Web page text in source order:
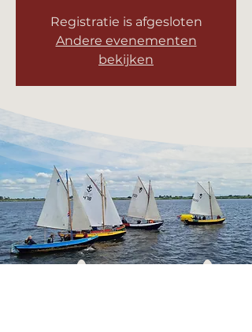
Registratie is afgesloten
Andere evenementen
bekijken
Tijd en locatie
02 aug 2025, 10:00 – 12:00
Leeuwarden, Avondsterweg 11a, 8938
AK Leeuwarden, Nederland